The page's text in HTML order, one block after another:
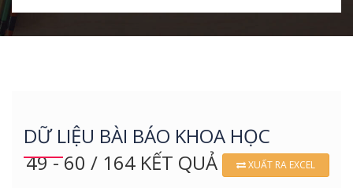
DỮ LIỆU BÀI BÁO KHOA HỌC
49 - 60 / 164 KẾT QUẢ
XUẤT RA EXCEL